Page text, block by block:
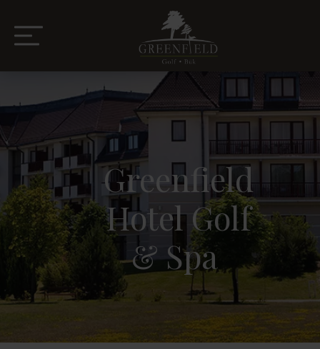
Greenfield
Hotel Golf
& Spa